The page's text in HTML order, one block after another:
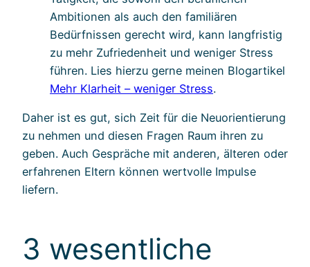
Ambitionen als auch den familiären
Bedürfnissen gerecht wird, kann langfristig
zu mehr Zufriedenheit und weniger Stress
führen. Lies hierzu gerne meinen Blogartikel
Mehr Klarheit – weniger Stress.
Daher ist es gut, sich Zeit für die Neuorientierung
zu nehmen und diesen Fragen Raum ihren zu
geben. Auch Gespräche mit anderen, älteren oder
erfahrenen Eltern können wertvolle Impulse
liefern.
3 wesentliche